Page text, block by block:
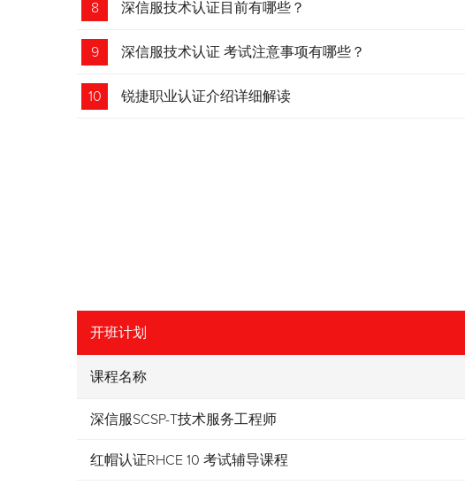
8 深信服技术认证目前有哪些？
9 深信服技术认证 考试注意事项有哪些？
10 锐捷职业认证介绍详细解读
开班计划
课程名称
深信服SCSP-T技术服务工程师
红帽认证RHCE 10 考试辅导课程